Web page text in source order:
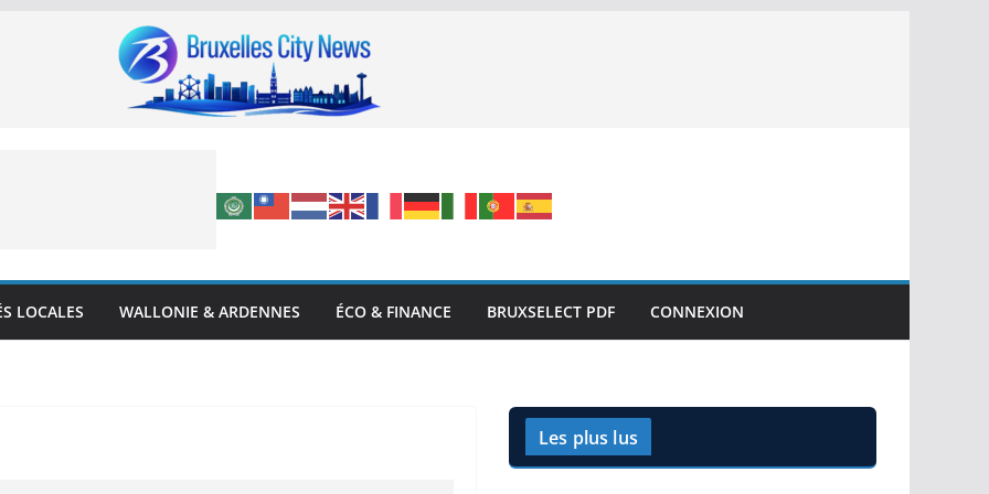
LOCALES WALLONIE & ARDENNES ÉCO & FINANCE BRUXSELECT PDF CONNEXION
Les plus lus